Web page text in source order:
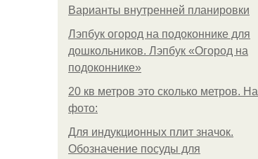
Варианты внутренней планировки
Лэпбук огород на подоконнике для
дошкольников. Лэпбук «Огород на
подоконнике»
20 кв метров это сколько метров. На
фото:
Для индукционных плит значок.
Обозначение посуды для